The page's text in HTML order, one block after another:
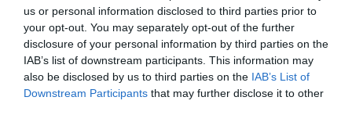
us or personal information disclosed to third parties prior to
your opt-out. You may separately opt-out of the further
disclosure of your personal information by third parties on the
IAB’s list of downstream participants. This information may
also be disclosed by us to third parties on the IAB’s List of
Downstream Participants that may further disclose it to other
l'olor. Barri també ha destacat que Flax & Kale
ofereix assessorament culinari al canal Horeca
amb l'objectiu de dissenyar una oferta flexitariana
plant-basedúnica i personalitzada,
desenvolupada íntegrament a Espanya, amb